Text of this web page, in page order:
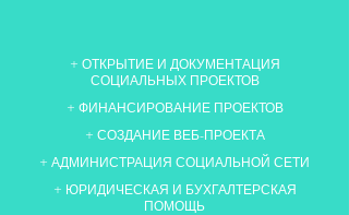
+ ОТКРЫТИЕ И ДОКУМЕНТАЦИЯ
СОЦИАЛЬНЫХ ПРОЕКТОВ
+ ФИНАНСИРОВАНИЕ ПРОЕКТОВ
+ СОЗДАНИЕ ВЕБ-ПРОЕКТА
+ АДМИНИСТРАЦИЯ СОЦИАЛЬНОЙ СЕТИ
+ ЮРИДИЧЕСКАЯ И БУХГАЛТЕРСКАЯ
ПОМОЩЬ